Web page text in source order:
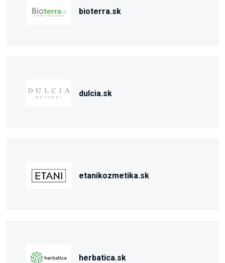
bioterra.sk
dulcia.sk
etanikozmetika.sk
herbatica.sk